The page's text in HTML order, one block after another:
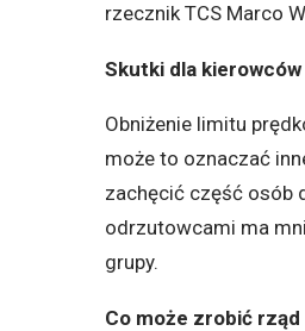
rzecznik TCS Marco
Skutki dla
Obniżenie limitu
może to oznaczać
zachęcić część osób
odrzutowcami ma
grupy.
Co może zrobić rząd